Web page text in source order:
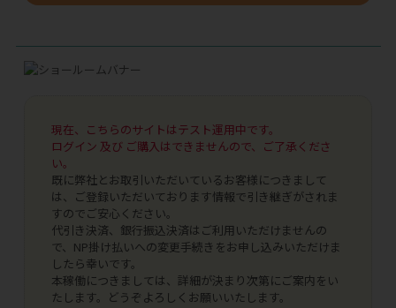
現在、こちらのサイトはテスト運用中です。
ログイン 及び ご購入はできませんので、ご了承くださ
い。
既に弊社とお取引いただいているお客様につきまして
は、ご登録いただいております情報で引き継ぎがされま
すのでご安心ください。
代引き決済、銀行振込決済はご利用いただけませんの
で、NP掛け払いへの変更手続きをお申し込みいただけま
したら幸いです。
本稼働につきましては、詳細が決まり次第にご案内をい
たします。どうぞよろしくお願いいたします。